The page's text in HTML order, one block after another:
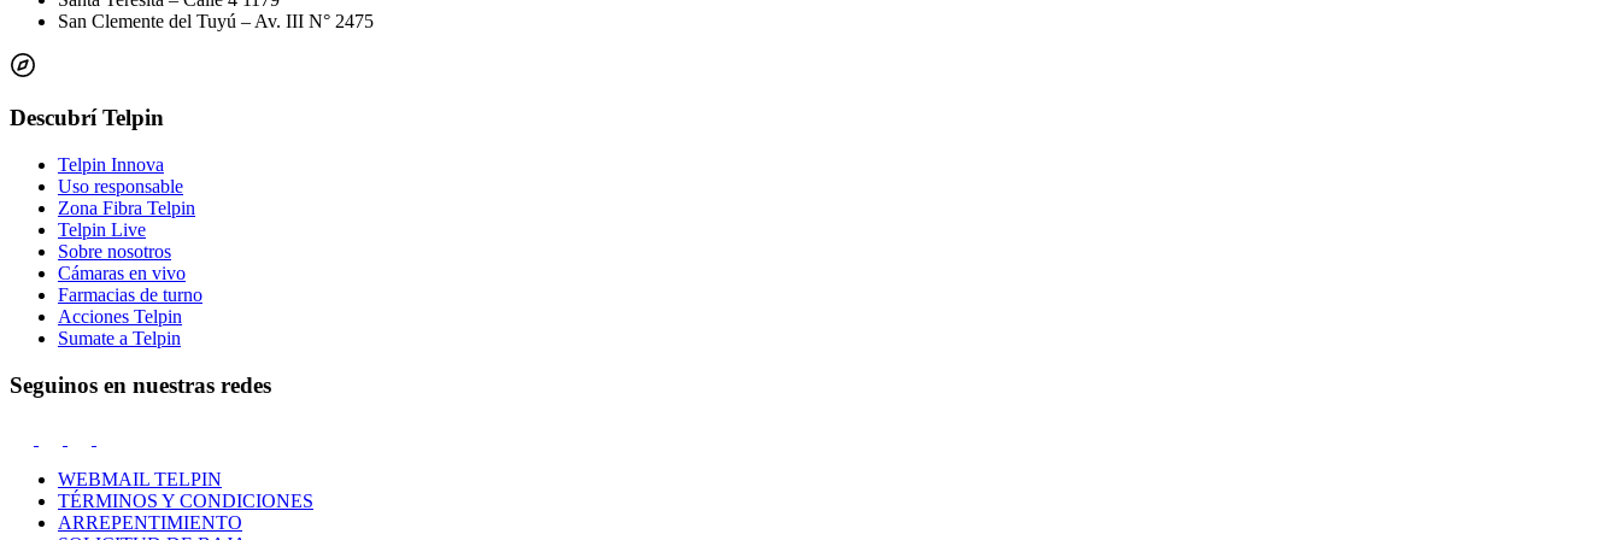
San Clemente del Tuyú – Av. III N° 2475
Descubrí Telpin
Telpin Innova
Uso responsable
Zona Fibra Telpin
Telpin Live
Sobre nosotros
Cámaras en vivo
Farmacias de turno
Acciones Telpin
Sumate a Telpin
Seguinos en nuestras redes
WEBMAIL TELPIN
TÉRMINOS Y CONDICIONES
ARREPENTIMIENTO